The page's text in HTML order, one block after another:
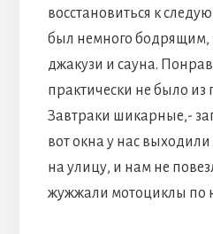
восстановиться к
был немного бодрящим,
джакузи и сауна.
практически не было из
Завтраки шикарные,-
вот окна у нас
на улицу, и нам не
жужжали мотоциклы по